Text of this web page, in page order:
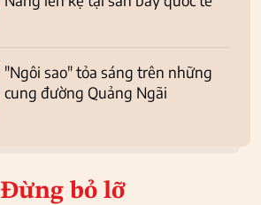
"Ngôi sao" tỏa sáng trên những
cung đường Quảng Ngãi
Đừng bỏ lỡ